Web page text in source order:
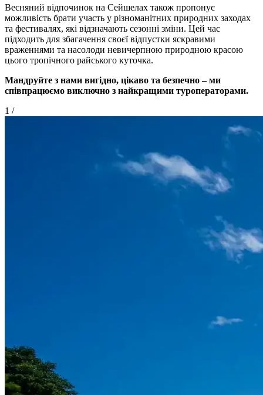
Весняний відпочинок на Сейшелах також пропонує
можливість брати участь у різноманітних природних заходах
та фестивалях, які відзначають сезонні зміни. Цей час
підходить для збагачення своєї відпустки яскравими
враженнями та насолоди невичерпною природною красою
цього тропічного райського куточка.
Мандруйте з нами вигідно, цікаво та безпечно – ми
співпрацюємо виключно з найкращими туроператорами.
1 /